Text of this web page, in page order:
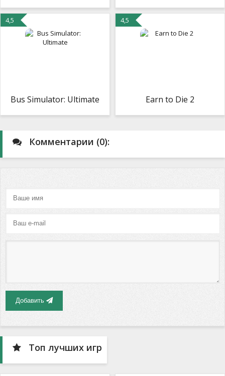
4,5
Bus Simulator: Ultimate
4,5
Earn to Die 2
Комментарии (0):
Добавить
Топ лучших игр